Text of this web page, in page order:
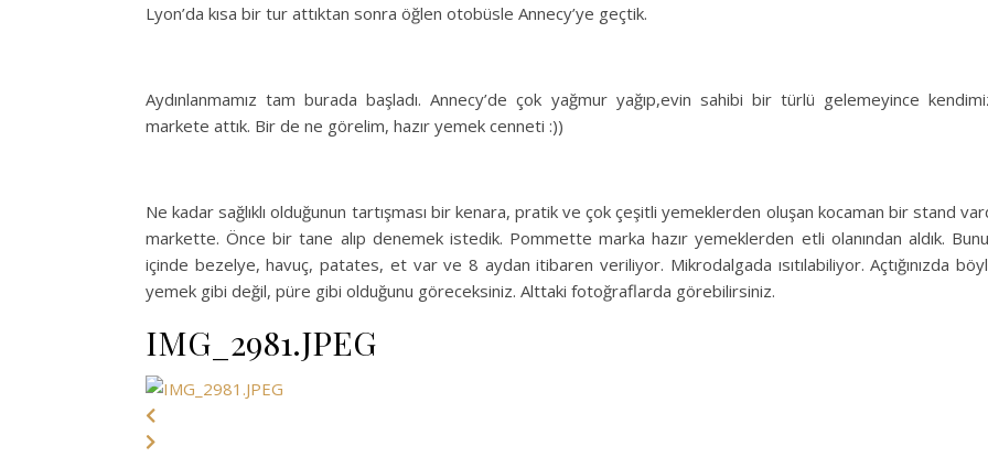
Lyon’da kısa bir tur attıktan sonra öğlen otobüsle Annecy’ye geçtik.
Aydınlanmamız tam burada başladı. Annecy’de çok yağmur yağıp,evin sahibi bir türlü gelemeyince
markete attık. Bir de ne görelim, hazır yemek cenneti :))
Ne kadar sağlıklı olduğunun tartışması bir kenara, pratik ve çok çeşitli yemeklerden oluşan kocaman bir stand
markette. Önce bir tane alıp denemek istedik. Pommette marka hazır yemeklerden etli olanından aldık.
içinde bezelye, havuç, patates, et var ve 8 aydan itibaren veriliyor. Mikrodalgada ısıtılabiliyor. Açtığınızda
yemek gibi değil, püre gibi olduğunu göreceksiniz. Alttaki fotoğraflarda görebilirsiniz.
IMG_2981.JPEG